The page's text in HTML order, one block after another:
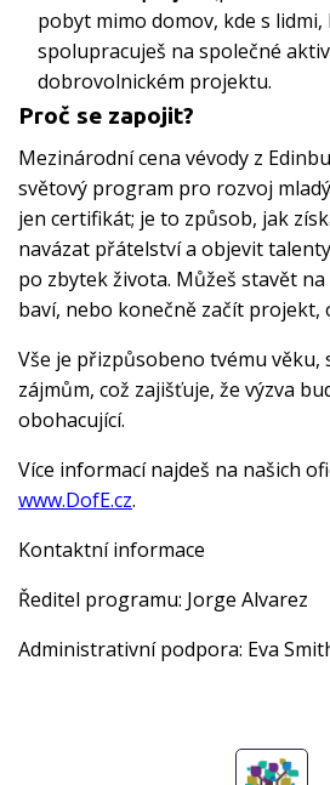
pobyt mimo domov, kde s
spolupracuješ na společné
dobrovolnickém projektu.
Proč se zapojit?
Mezinárodní cena vévody z
světový program pro rozvoj
jen certifikát; je to způsob, jak
navázat přátelství a objevit
po zbytek života. Můžeš stavět
baví, nebo konečně začít projekt,
Vše je přizpůsobeno tvému věku,
zájmům, což zajišťuje, že výzva
obohacující.
Více informací najdeš na našich
www.DofE.cz.
Kontaktní informace
Ředitel programu: Jorge Alvarez
Administrativní podpora: Eva